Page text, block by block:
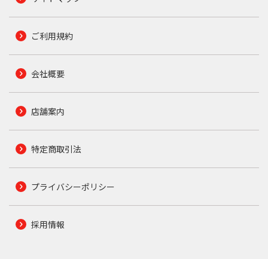
ご利用規約
会社概要
店舗案内
特定商取引法
プライバシーポリシー
採用情報